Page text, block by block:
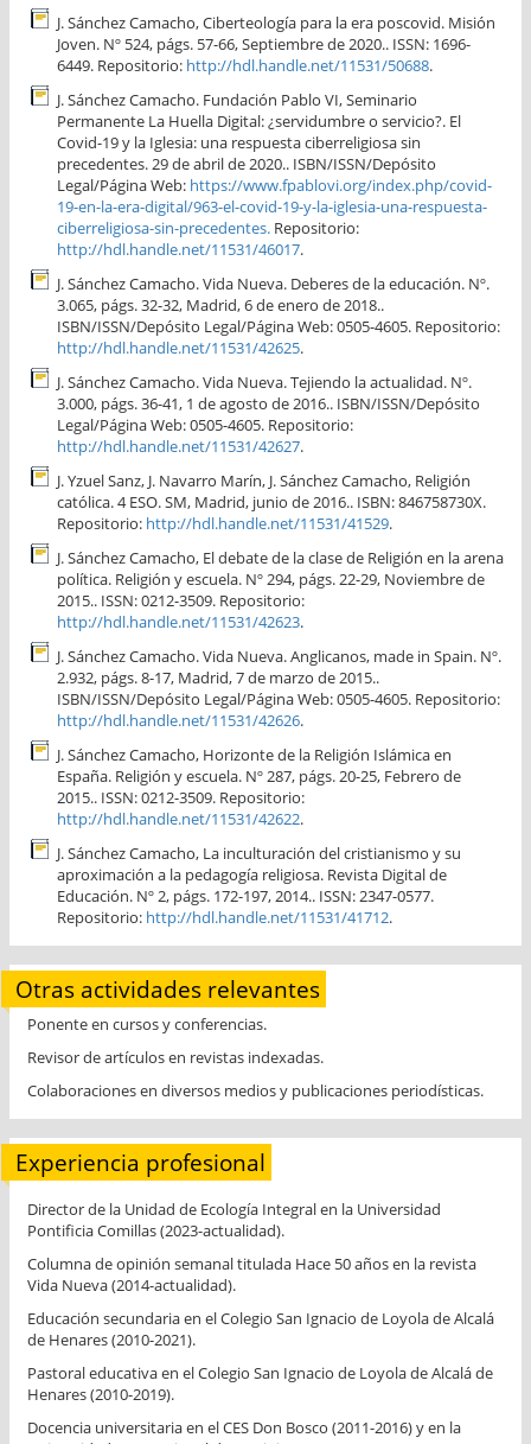
J. Sánchez Camacho, Ciberteología para la era poscovid. Misión
Joven. Nº 524, págs. 57-66, Septiembre de 2020.. ISSN: 1696-
6449. Repositorio: http://hdl.handle.net/11531/50688.
J. Sánchez Camacho. Fundación Pablo VI, Seminario
Permanente La Huella Digital: ¿servidumbre o servicio?. El
Covid-19 y la Iglesia: una respuesta ciberreligiosa sin
precedentes. 29 de abril de 2020.. ISBN/ISSN/Depósito
Legal/Página Web: https://www.fpablovi.org/index.php/covid-
19-en-la-era-digital/963-el-covid-19-y-la-iglesia-una-respuesta-
ciberreligiosa-sin-precedentes. Repositorio:
http://hdl.handle.net/11531/46017.
J. Sánchez Camacho. Vida Nueva. Deberes de la educación. Nº.
3.065, págs. 32-32, Madrid, 6 de enero de 2018..
ISBN/ISSN/Depósito Legal/Página Web: 0505-4605. Repositorio:
http://hdl.handle.net/11531/42625.
J. Sánchez Camacho. Vida Nueva. Tejiendo la actualidad. Nº.
3.000, págs. 36-41, 1 de agosto de 2016.. ISBN/ISSN/Depósito
Legal/Página Web: 0505-4605. Repositorio:
http://hdl.handle.net/11531/42627.
J. Yzuel Sanz, J. Navarro Marín, J. Sánchez Camacho, Religión
católica. 4 ESO. SM, Madrid, junio de 2016.. ISBN: 846758730X.
Repositorio: http://hdl.handle.net/11531/41529.
J. Sánchez Camacho, El debate de la clase de Religión en la arena
política. Religión y escuela. Nº 294, págs. 22-29, Noviembre de
2015.. ISSN: 0212-3509. Repositorio:
http://hdl.handle.net/11531/42623.
J. Sánchez Camacho. Vida Nueva. Anglicanos, made in Spain. Nº.
2.932, págs. 8-17, Madrid, 7 de marzo de 2015..
ISBN/ISSN/Depósito Legal/Página Web: 0505-4605. Repositorio:
http://hdl.handle.net/11531/42626.
J. Sánchez Camacho, Horizonte de la Religión Islámica en
España. Religión y escuela. Nº 287, págs. 20-25, Febrero de
2015.. ISSN: 0212-3509. Repositorio:
http://hdl.handle.net/11531/42622.
J. Sánchez Camacho, La inculturación del cristianismo y su
aproximación a la pedagogía religiosa. Revista Digital de
Educación. Nº 2, págs. 172-197, 2014.. ISSN: 2347-0577.
Repositorio: http://hdl.handle.net/11531/41712.
Otras actividades relevantes
Ponente en cursos y conferencias.
Revisor de artículos en revistas indexadas.
Colaboraciones en diversos medios y publicaciones periodísticas.
Experiencia profesional
Director de la Unidad de Ecología Integral en la Universidad
Pontificia Comillas (2023-actualidad).
Columna de opinión semanal titulada Hace 50 años en la revista
Vida Nueva (2014-actualidad).
Educación secundaria en el Colegio San Ignacio de Loyola de Alcalá
de Henares (2010-2021).
Pastoral educativa en el Colegio San Ignacio de Loyola de Alcalá de
Henares (2010-2019).
Docencia universitaria en el CES Don Bosco (2011-2016) y en la